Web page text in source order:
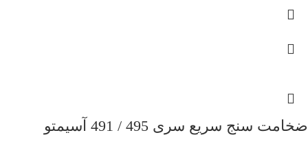
ضخامت سنج سریع سری 495 / 491 آسیمتو